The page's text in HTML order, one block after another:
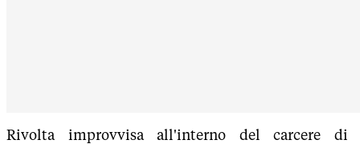
Rivolta improvvisa all'interno del carcere di